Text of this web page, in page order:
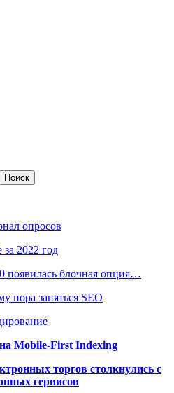
опросов
2022 год
появилась блочная опция…
пора заняться SEO
Mobile-First Indexing
торгов столкнулись с
сервисов